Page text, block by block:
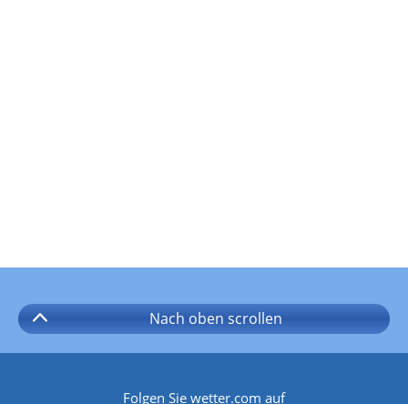
Nach oben scrollen
Folgen Sie wetter.com auf